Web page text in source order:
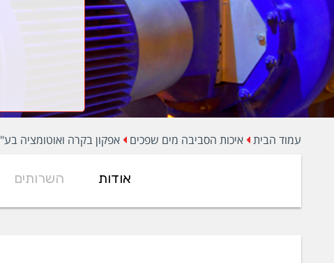
עמוד הבית איכות הסביבה מים שפכים אפקון בקרה ואוטומציה
אודות השרותים